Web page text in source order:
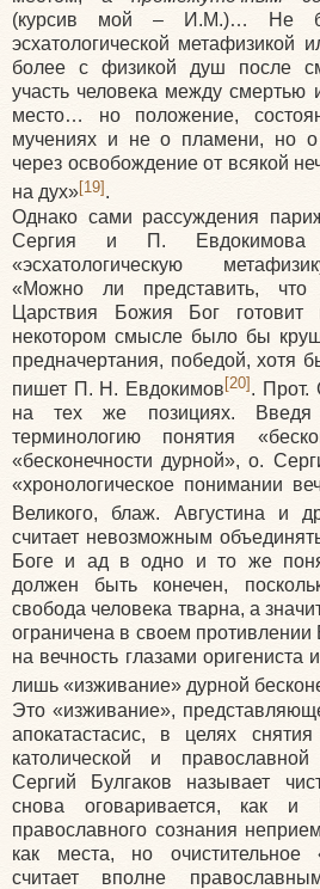
(курсив мой – И.М.)… Не
эсхатологической метафизикой
более с физикой душ после
участь человека между смертью
место… но положение,
мучениях и не о пламени, но о
через освобождение от всякой
на дух»[19].
Однако сами рассуждения
Сергия и П.
«эсхатологическую
«Можно ли представить,
Царствия Божия Бог готовит
некотором смысле было бы
предначертания, победой, хотя
пишет П. Н. Евдокимов[20]. Прот.
на тех же позициях. Введя
терминологию понятия
«бесконечности дурной», о.
«хронологическое понимании
Великого, блаж. Августина и
считает невозможным
Боге и ад в одно и то же
должен быть конечен,
свобода человека тварна, а
ограничена в своем противлении
на вечность глазами оригениста
лишь «изживание» дурной
Это «изживание»,
апокатастасис, в целях
католической и православной
Сергий Булгаков называет
снова оговаривается, как и
православного сознания
как места, но очистительное
считает вполне